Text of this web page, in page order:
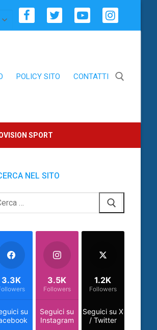
POLICY SITO CONTATTI
SPORT
NEL SITO
su
3.3K
Seguici su
Instagram
3.5K
Followers
Seguici su X
/ Twitter
1.2K
Followers